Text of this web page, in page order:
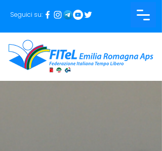
Seguici su: